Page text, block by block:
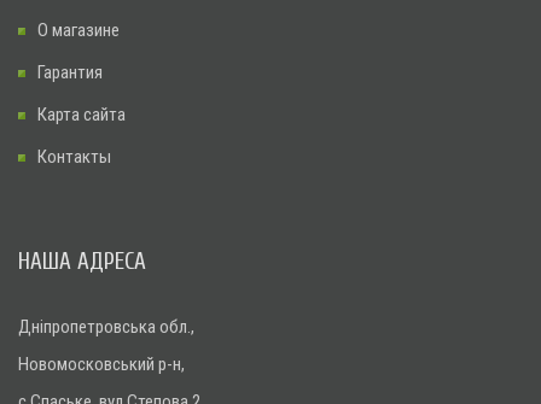
О магазине
Гарантия
Карта сайта
Контакты
НАША АДРЕСА
Дніпропетровська обл.,
Новомосковський р-н,